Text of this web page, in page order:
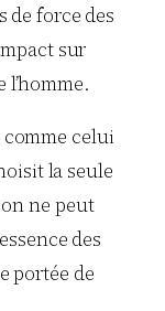
de force des
sur
comme celui
la seule
ne peut
des
portée de